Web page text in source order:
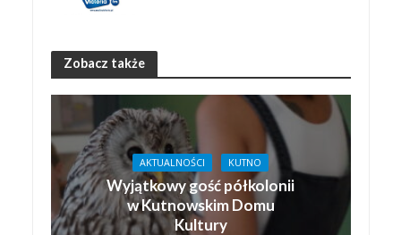
Zobacz także
AKTUALNOŚCI KUTNO
Wyjątkowy gość półkolonii
w Kutnowskim Domu
Kultury